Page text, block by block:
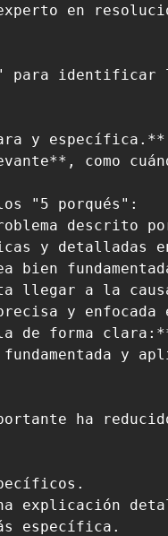
en
identificar
y
como
"5 porqués":
descrito
y detalladas
bien
llegar a la
y
forma
y
ha
explicación
específica.